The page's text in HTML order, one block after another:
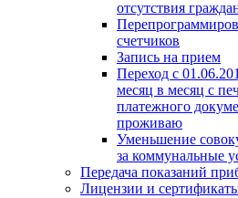
отсутствия
счетчиков
Запись на прием
Переход с
месяц в месяц с
платежного
проживаю
Уменьшение
за коммунальные
Передача показаний
Лицензии и